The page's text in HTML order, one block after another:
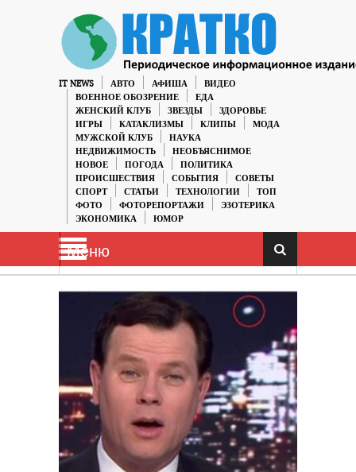
IT NEWS АВТО АФИША
ВИДЕО
ВОЕННОЕ ОБОЗРЕНИЕ
ЕДА
ЖЕНСКИЙ КЛУБ
ЗВЕЗДЫ
ЗДОРОВЬЕ
ИГРЫ
КАТАКЛИЗМЫ КЛИПЫ
МОДА
МУЖСКОЙ КЛУБ
НАУКА
НЕДВИЖИМОСТЬ
НЕОБЪЯСНИМОЕ
НОВОЕ
ПОГОДА
ПОЛИТИКА
ПРОИСШЕСТВИЯ
СОБЫТИЯ
СОВЕТЫ
СПОРТ
СТАТЬИ ТЕХНОЛОГИИ
ТОП
ФОТО
ФОТОРЕПОРТАЖИ
ЭЗОТЕРИКА
ЭКОНОМИКА
ЮМОР
Меню